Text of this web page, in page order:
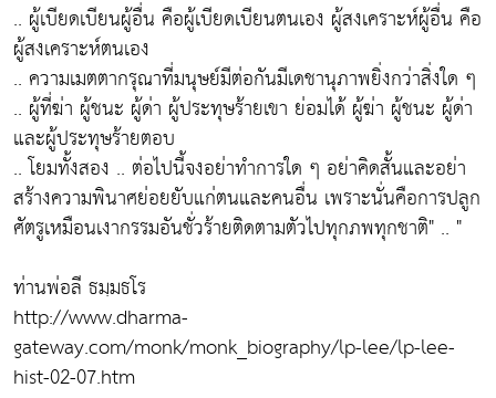
.. ผู้เบียดเบียนผู้อื่น คือผู้เบียดเบียนตนเอง ผู้สงเคราะห์ผู้อื่น คือ
ผู้สงเคราะห์ตนเอง
.. ความเมตตากรุณาที่มนุษย์มีต่อกันมีเดชานุภาพยิ่งกว่าสิ่งใด ๆ
.. ผู้ที่ฆ่า ผู้ชนะ ผู้ด่า ผู้ประทุษร้ายเขา ย่อมได้ ผู้ฆ่า ผู้ชนะ ผู้ด่า
และผู้ประทุษร้ายตอบ
.. โยมทั้งสอง .. ต่อไปนี้จงอย่าทำการใด ๆ อย่าคิดสั้นและอย่า
สร้างความพินาศย่อยยับแก่ตนและคนอื่น เพราะนั่นคือการปลูก
ศัตรูเหมือนเงากรรมอันชั่วร้ายติดตามตัวไปทุกภพทุกชาติ" .. "
ท่านพ่อลี ธมฺมธโร
http://www.dharma-
gateway.com/monk/monk_biography/lp-lee/lp-lee-
hist-02-07.htm